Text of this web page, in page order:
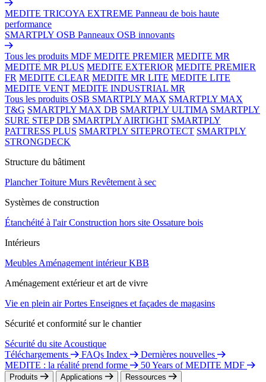
MEDITE TRICOYA EXTREME Panneau de bois haute
performance
SMARTPLY OSB Panneaux OSB innovants
Tous les produits MDF MEDITE PREMIER MEDITE MR
MEDITE MR PLUS MEDITE EXTERIOR MEDITE PREMIER
FR MEDITE CLEAR MEDITE MR LITE MEDITE LITE
MEDITE VENT MEDITE INDUSTRIAL MR
Tous les produits OSB SMARTPLY MAX SMARTPLY MAX
T&G SMARTPLY MAX DB SMARTPLY ULTIMA SMARTPLY
SURE STEP DB SMARTPLY AIRTIGHT SMARTPLY
PATTRESS PLUS SMARTPLY SITEPROTECT SMARTPLY
STRONGDECK
Structure du bâtiment
PlancherToiture Murs Revêtement à sec
Systèmes de construction
Étanchéité à l'airConstruction hors site Ossature bois
Intérieurs
Meubles Aménagement intérieurKBB
Aménagement extérieur et art de vivre
Vie en plein airPortes Enseignes et façades de magasins
Sécurité et conformité sur le chantier
Sécurité du site Acoustique
Téléchargements
FAQs Index
Dernières nouvelles
MEDITE : la réalité prend forme
50 Years of MEDITE MDF
Produits Applications
Ressources